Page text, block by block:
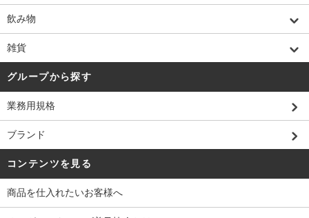
飲み物
雑貨
グループから探す
業務用規格
ブランド
コンテンツを見る
商品を仕入れたいお客様へ